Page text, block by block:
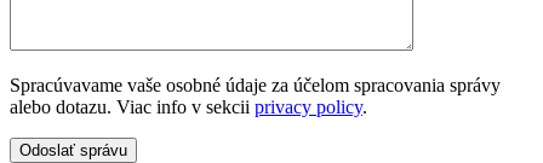
Spracúvavame vaše osobné údaje za účelom spracovania správy
alebo dotazu. Viac info v sekcii privacy policy.
Odoslať správu